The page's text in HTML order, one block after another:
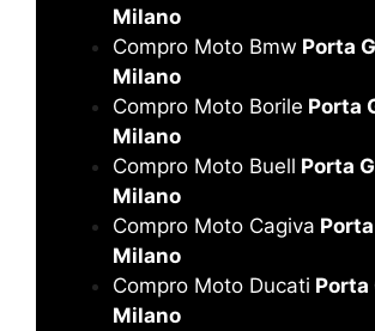
Milano
Compro Moto Bmw Porta
Milano
Compro Moto Borile Porta
Milano
Compro Moto Buell Porta
Milano
Compro Moto Cagiva
Milano
Compro Moto Ducati Porta
Milano